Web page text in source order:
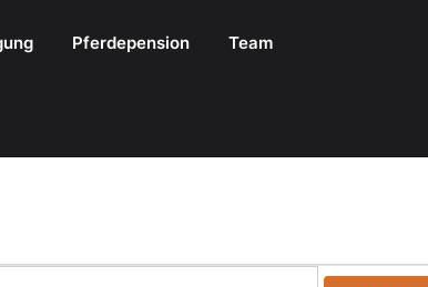
Pferdepension Team